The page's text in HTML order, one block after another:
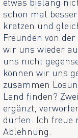
schon mal
kratzen und
Freunden von
wir uns wieder
uns nicht
können wir uns
zusammen
Land finden?
ergänzt,
dürfen. Ich freue
Ablehnung.